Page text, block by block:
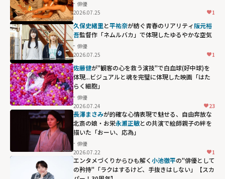
俳優
2026.07.25
1
久保史緒里と平祐奈が紡ぐ青春のリアリティ――阪元裕
吾監督作「ネムルバカ」で体現したゆるやかな空気
俳優
2026.07.25
1
佐藤健が"観客の心を救う演技"で白血球(好中球)を
体現...ビジュアルと魂を完璧に体現した映画「はた
らく細胞」
俳優
2026.07.24
23
長澤まさみが的確な心情表現で魅せる、自由奔放な
北斎の娘・お栄――永瀬正敏との共演で絵師親子の絆を
描いた「おーい、応為」
俳優
2026.07.22
1
エンタメづくりからひも解く小池徹平の"俳優として
の矜持"「ラクはするけど、手抜きはしない」【スカ